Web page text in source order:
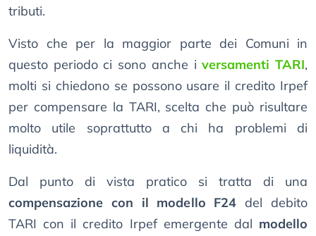
tributi.
Visto che per la maggior parte dei Comuni in
questo periodo ci sono anche iversamenti TARI,
molti si chiedono se possono usare il credito Irpef
per compensare la TARI, scelta che può risultare
molto utile soprattutto a chi ha problemi di
liquidità.
Dal punto di vista pratico si tratta di una
compensazione con il modello F24 del debito
TARI con il credito Irpef emergente dal modello